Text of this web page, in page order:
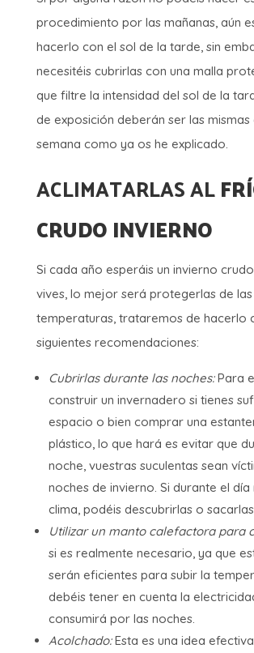
procedimiento por las mañanas, aún
hacerlo con el sol de la tarde, sin
necesitéis cubrirlas con una malla
que filtre la intensidad del sol de la
de exposición deberán ser las mismas
semana como ya os he explicado.
ACLIMATARLAS AL
CRUDO INVIERNO
Si cada año esperáis un invierno
vives, lo mejor será protegerlas de
temperaturas, trataremos de hacerlo
siguientes recomendaciones:
Cubrirlas durante las noches:Para
construir un invernadero si tienes
espacio o bien comprar una
plástico, lo que hará es evitar que
noche, vuestras suculentas sean
noches de invierno. Si durante el
clima, podéis descubrirlas o
Utilizar un manto calefactora para
si es realmente necesario, ya que
serán eficientes para subir la
debéis tener en cuenta la
consumirá por las noches.
Acolchado:Esta es una idea